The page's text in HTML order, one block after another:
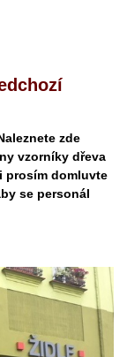
zde
vzorníky dřeva
prosím domluvte
se personál